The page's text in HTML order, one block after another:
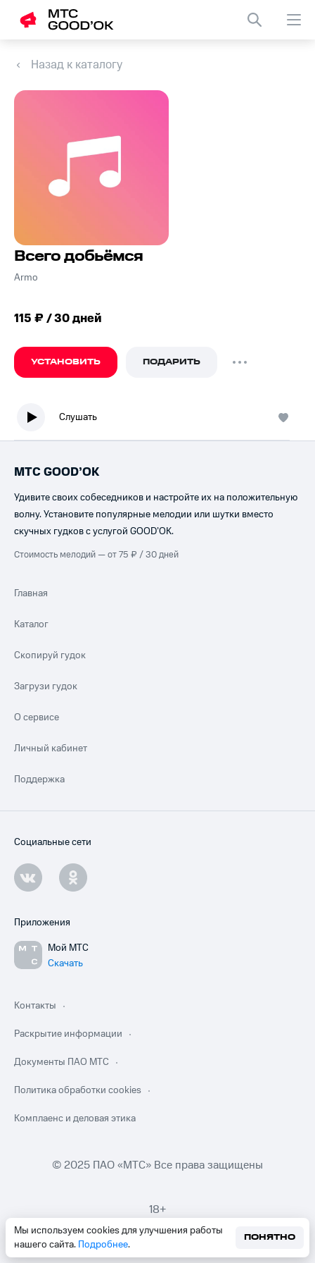
Назад к каталогу
Всего добьёмся
Armo
115 ₽ / 30 дней
УСТАНОВИТЬ ПОДАРИТЬ
Слушать
Мы используем cookies для улучшения работы
нашего сайта. Подробнее.
ПОНЯТНО
МТС GOOD’OK
Удивите своих собеседников и настройте их на положительную
волну. Установите популярные мелодии или шутки вместо
скучных гудков с услугой GOOD’OK.
Стоимость мелодий — от 75 ₽ / 30 дней
Главная
Каталог
Скопируй гудок
Загрузи гудок
О сервисе
Личный кабинет
Поддержка
Социальные сети
Приложения
Мой МТС
Скачать
Контакты
Раскрытие информации
Документы ПАО МТС
Политика обработки cookies
Комплаенс и деловая этика
© 2025 ПАО «МТС» Все права защищены
18+